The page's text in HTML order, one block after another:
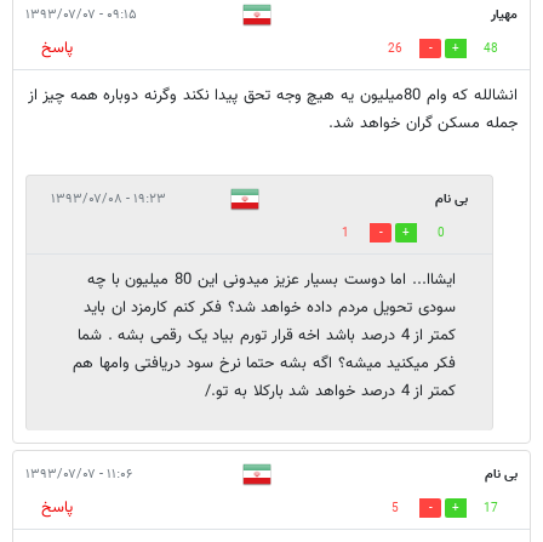
مهیار ۰۹:۱۵ - ۱۳۹۳/۰۷/۰۷
48
26
پاسخ
انشالله که وام 80میلیون یه هیچ وجه تحق پیدا نکند وگرنه دوباره همه چیز از
جمله مسکن گران خواهد شد.
بی نام ۱۹:۲۳ - ۱۳۹۳/۰۷/۰۸
0
1
ایشاا... اما دوست بسیار عزیز میدونی این 80 میلیون با چه
سودی تحویل مردم داده خواهد شد؟ فکر کنم کارمزد ان باید
کمتر از 4 درصد باشد اخه قرار تورم بیاد یک رقمی بشه . شما
فکر میکنید میشه؟ اگه بشه حتما نرخ سود دریافتی وامها هم
کمتر از 4 درصد خواهد شد بارکلا به تو./
بی نام ۱۱:۰۶ - ۱۳۹۳/۰۷/۰۷
17
5
پاسخ